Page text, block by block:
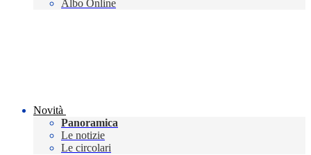
Albo Online
Novità
Panoramica
Le notizie
Le circolari